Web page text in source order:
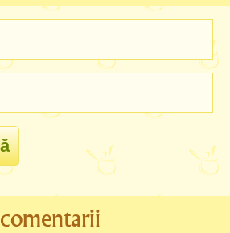
comentarii